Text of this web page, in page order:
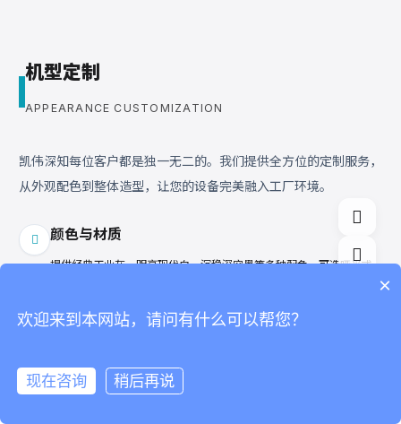
机型定制
APPEARANCE CUSTOMIZATION
凯伟深知每位客户都是独一无二的。我们提供全方位的定制服务，
从外观配色到整体造型，让您的设备完美融入工厂环境。
颜色与材质
提供经典工业灰、明亮现代白、沉稳深空黑等多种配色，可选哑光或
整体造型
空间量身打造。
工业锁具密封专用涂胶机
KW-520A
×
欢迎来到本网站，请问有什么可以帮您？
现在咨询 稍后再说